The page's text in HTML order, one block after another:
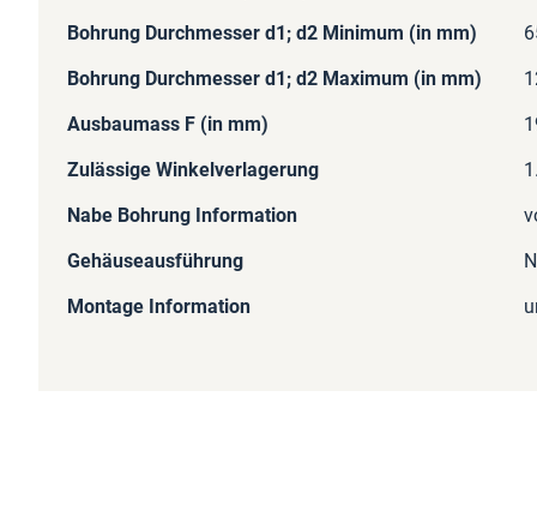
Bohrung Durchmesser d1; d2 Minimum (in mm)
Bohrung Durchmesser d1; d2 Maximum (in mm)
Ausbaumass F (in mm)
Zulässige Winkelverlagerung
Nabe Bohrung Information
Gehäuseausführung
Montage Information